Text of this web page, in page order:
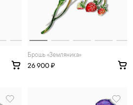
Брошь «Земляника»
26 900 ₽